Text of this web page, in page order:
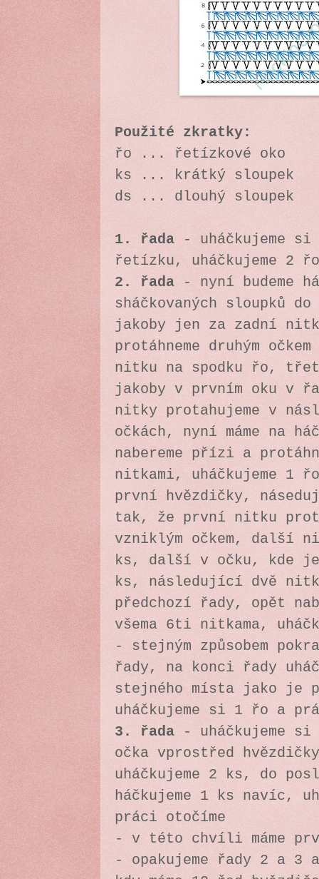
Použité zkratky:
řo ... řetízkové oko
ks ... krátký sloupek
ds ... dlouhý sloupek
1. řada - uháčkujeme si
řetízku, uháčkujeme 2
2. řada - nyní budeme
sháčkovaných sloupků
jakoby jen za zadní
protáhneme druhým
nitku na spodku řo,
jakoby v prvním oku v
nitky protahujeme v
očkách, nyní máme na
nabereme přízi a
nitkami, uháčkujeme 1
první hvězdičky,
tak, že první nitku
vzniklým očkem, další
ks, další v očku, kde
ks, následující dvě nitky
předchozí řady, opět
všema 6ti nitkama,
- stejným způsobem
řady, na konci řady
stejného místa jako je
uháčkujeme si 1 řo a
3. řada - uháčkujeme
očka vprostřed
uháčkujeme 2 ks, do
háčkujeme 1 ks navíc,
práci otočíme
- v této chvíli máme
- opakujeme řady 2 a